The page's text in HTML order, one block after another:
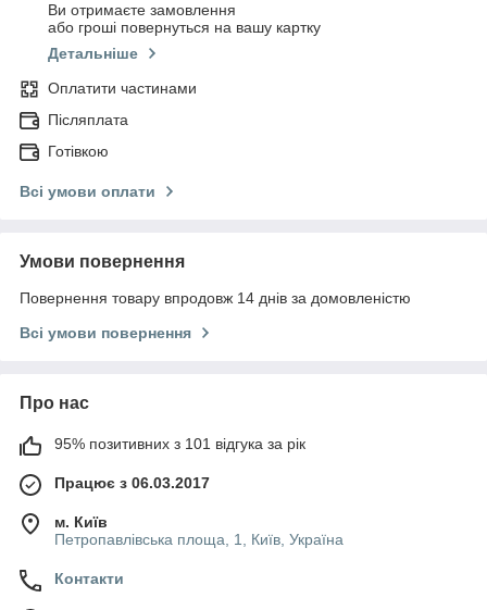
Ви отримаєте замовлення
або гроші повернуться на вашу картку
Детальніше
Оплатити частинами
Післяплата
Готівкою
Всі умови оплати
Умови повернення
Повернення товару впродовж 14 днів за домовленістю
Всі умови повернення
Про нас
95% позитивних з 101 відгука за рік
Працює з 06.03.2017
м. Київ
Петропавлівська площа, 1, Київ, Україна
Контакти